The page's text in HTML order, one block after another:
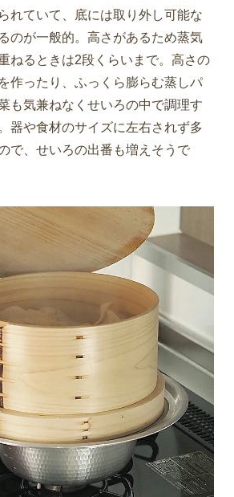
れていて、底には取り外し可能な
のが一般的。高さがあるため蒸気
ねるときは2段くらいまで。高さの
作ったり、ふっくら膨らむ蒸しパ
も気兼ねなくせいろの中で調理す
器や食材のサイズに左右されず多
で、せいろの出番も増えそうで